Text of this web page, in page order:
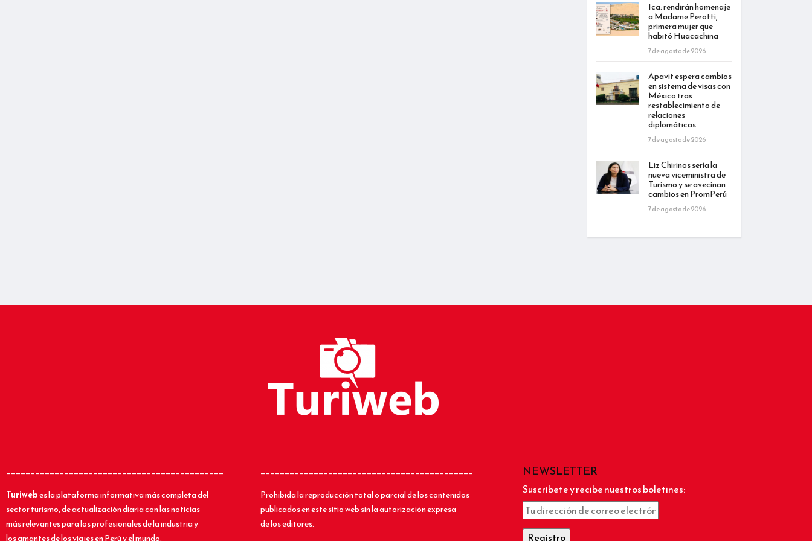
Ica: rendirán homenaje
a Madame Perotti,
primera mujer que
habitó Huacachina
7 de agosto de 2026
Apavit espera cambios
en sistema de visas con
México tras
restablecimiento de
relaciones
diplomáticas
7 de agosto de 2026
Liz Chirinos sería la
nueva viceministra de
Turismo y se avecinan
cambios en PromPerú
7 de agosto de 2026
_____________________________________________
Turiwebes la plataforma informativa más completa del
sector turismo, de actualización diaria con las noticias
más relevantes para los profesionales de la industria y
____________________________________________
Prohibida la reproducción total o parcial de los contenidos
publicados en este sitio web sin la autorización expresa
de los editores.
NEWSLETTER
Suscríbete y recibe nuestros boletines: